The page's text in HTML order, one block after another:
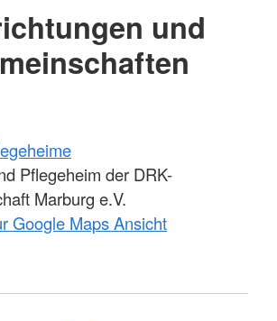
und
Pflegeheim der DRK-
Marburg e.V.
Google Maps Ansicht